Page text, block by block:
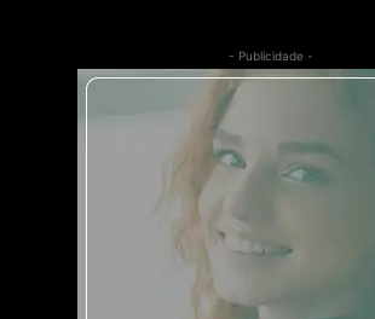
- Publicidade -